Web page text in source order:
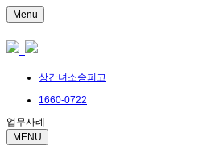
Menu
상간녀소송피고
1660-0722
업무사례
MENU